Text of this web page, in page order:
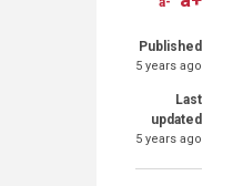
Published
5 years ago
Last
updated
5 years ago